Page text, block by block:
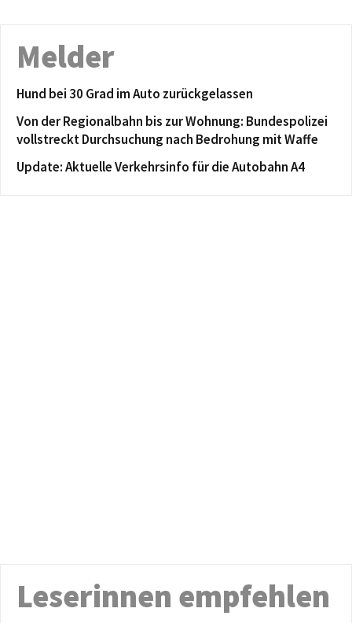
Melder
Hund bei 30 Grad im Auto zurückgelassen
Von der Regionalbahn bis zur Wohnung: Bundespolizei
vollstreckt Durchsuchung nach Bedrohung mit Waffe
Update: Aktuelle Verkehrsinfo für die Autobahn A4
Leserinnen empfehlen